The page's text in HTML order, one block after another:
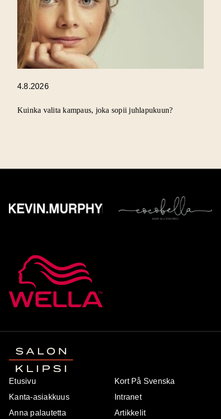
4.8.2026
Kuinka valita kampaus, joka sopii juhlapukuun?
Etusivu
Kanta-asiakkuus
Anna palautetta
Kort På Svenska
Intranet
Artikkelit